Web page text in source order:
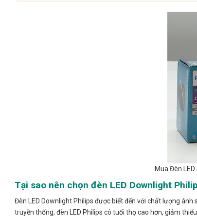
Mua Đèn
Tại sao nên chọn đèn LED Downlight
Đèn LED Downlight Philips được biết đến với chất lượng
truyền thống, đèn LED Philips có tuổi thọ cao hơn, giảm